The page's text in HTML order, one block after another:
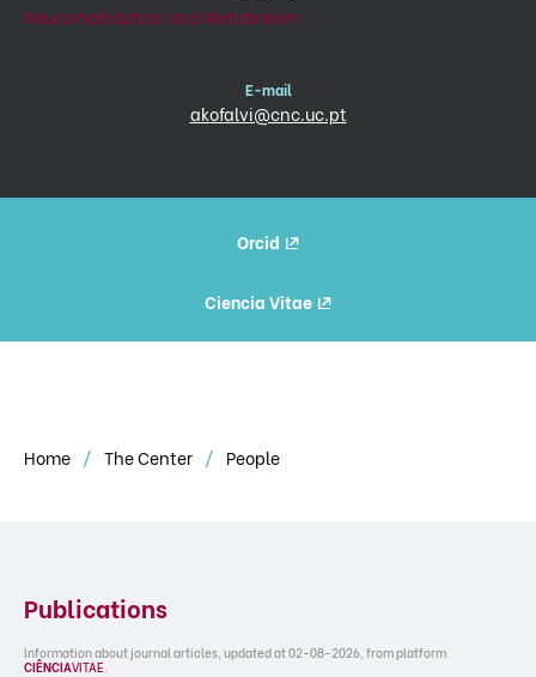
Neuromodulation and Metabolism
E-mail
akofalvi@cnc.uc.pt
Orcid
Ciencia Vitae
Home The Center People
Publications
Information about journal articles, updated at 02-08-2026, from platform
CIÊNCIAVITAE.